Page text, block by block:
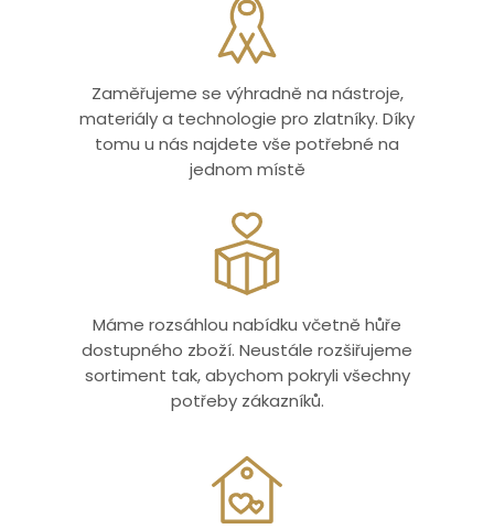
Zaměřujeme se výhradně na nástroje,
materiály a technologie pro zlatníky. Díky
tomu u nás najdete vše potřebné na
jednom místě
Máme rozsáhlou nabídku včetně hůře
dostupného zboží. Neustále rozšiřujeme
sortiment tak, abychom pokryli všechny
potřeby zákazníků.